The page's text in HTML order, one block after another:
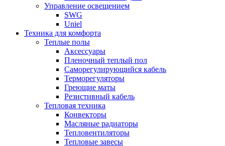
Управление освещением
SWG
Uniel
Техника для комфорта
Теплые полы
Аксессуары
Пленочный теплый пол
Саморегулирующийся кабель
Терморегуляторы
Греющие маты
Резистивный кабель
Тепловая техника
Конвекторы
Масляные радиаторы
Тепловентиляторы
Тепловые завесы